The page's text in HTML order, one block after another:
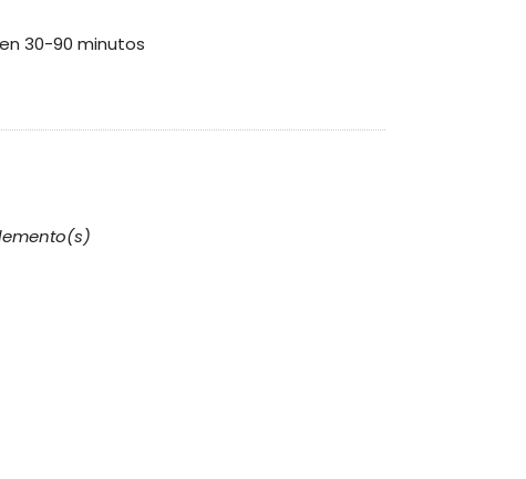
30-90 minutos